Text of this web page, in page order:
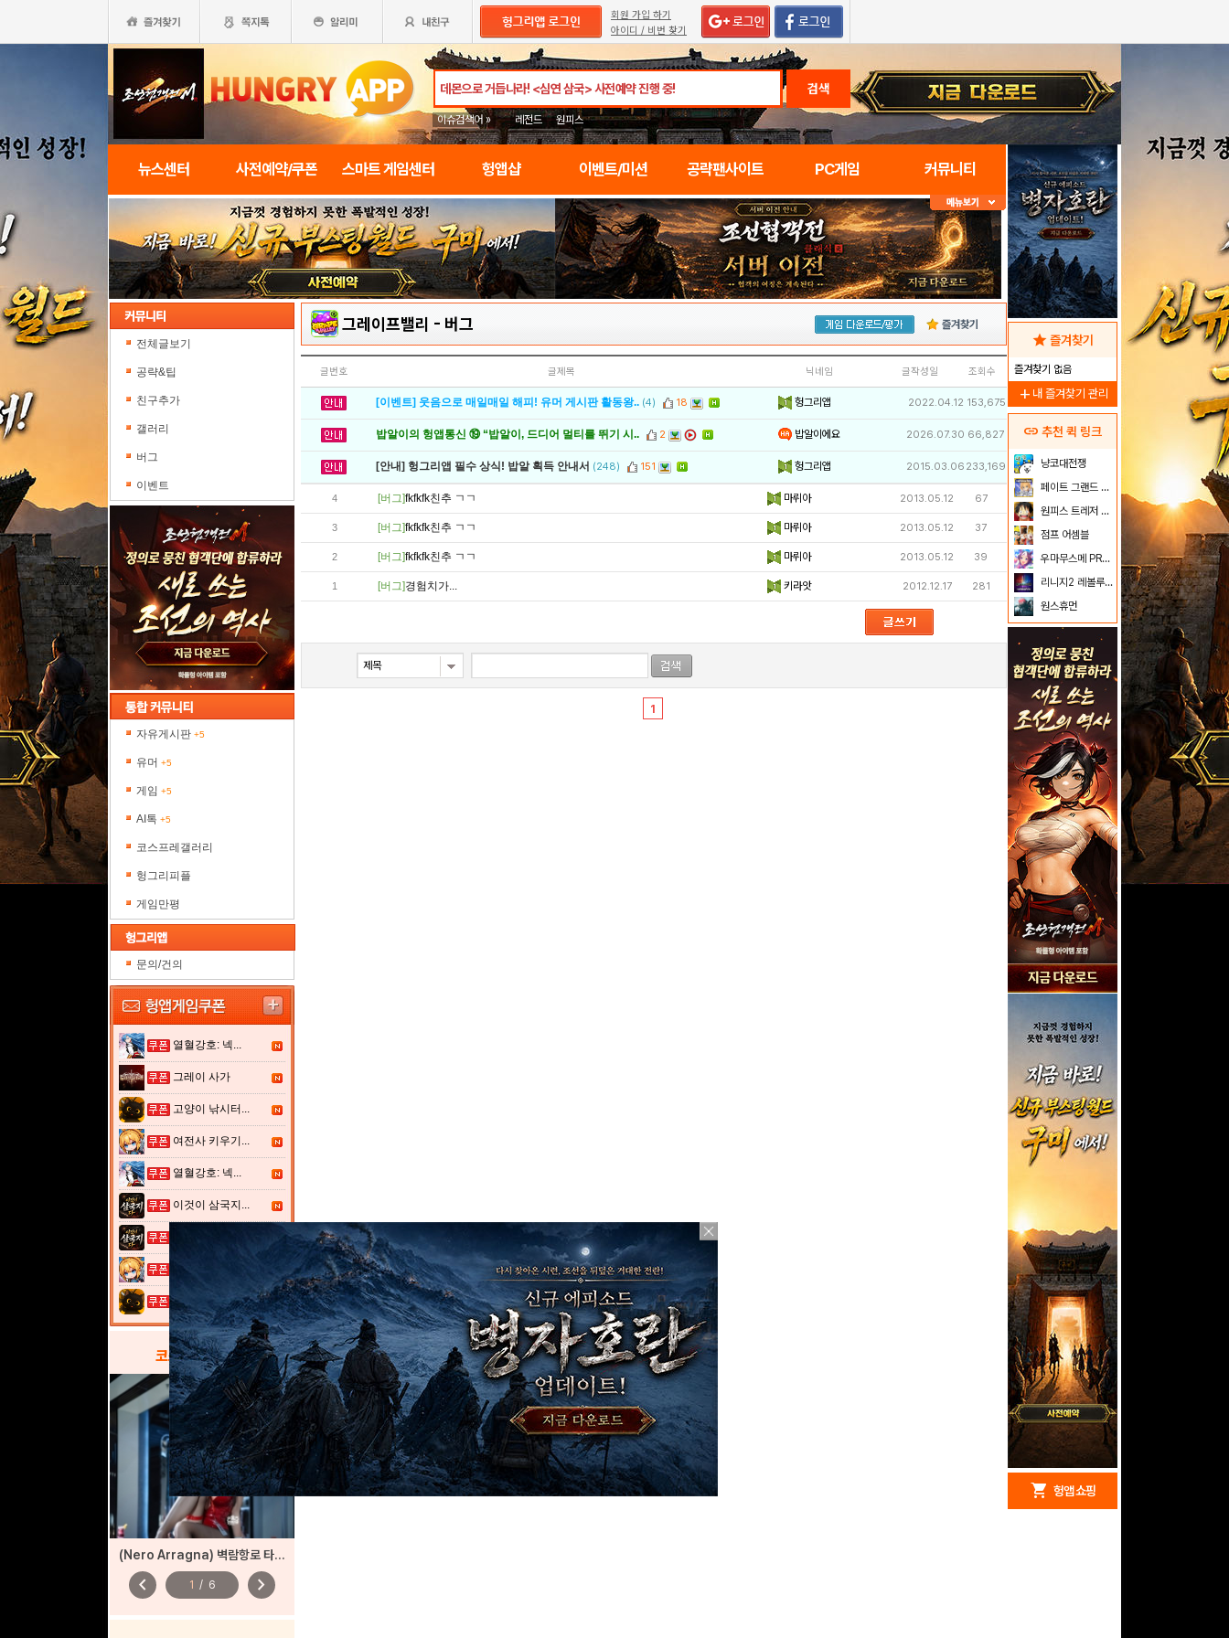
회원 가입 하기
아이디 / 비번 찾기
검색
이슈검색어 » 레전드 원피스
뉴스센터 사전예약/쿠폰 스마트 게임센터 헝앱샵 이벤트/미션 공략팬사이트 PC게임 커뮤니티
전체글보기
공략&팁
친구추가
갤러리
버그
이벤트
자유게시판 +5
유머 +5
게임 +5
AI톡 +5
코스프레갤러리
헝그리피플
게임만평
문의/건의
열혈강호: 넥...
그레이 사가
고양이 낚시터...
여전사 키우기...
열혈강호: 넥...
이것이 삼국지...
여전사 키우기...
고양이 낚시터...
코스프레갤러리
(Nero Arragna) 벽람항로 타이호 바니
chevron_left 1 / 6 chevron_right
그레이프밸리 - 버그 즐겨찾기
글번호 글제목 닉네임 글작성일 조회수
[이벤트] 웃음으로 매일매일 해피! 유머 게시판 활동왕.. (4) 18 헝그리앱 2022.04.12 153,675
밥알이의 헝앱통신 ⑲ “밥알이, 드디어 멀티를 뛰기 시.. 2 밥알이에요 2026.07.30 66,827
[안내] 헝그리앱 필수 상식! 밥알 획득 안내서 (248) 151 헝그리앱 2015.03.06 233,169
4 [버그]fkfkfk친추 ㄱㄱ 마뤼아 2013.05.12 67
3 [버그]fkfkfk친추 ㄱㄱ 마뤼아 2013.05.12 37
2 [버그]fkfkfk친추 ㄱㄱ 마뤼아 2013.05.12 39
1 [버그]경험치가... 키라앗 2012.12.17 281
1
star 즐겨찾기
즐겨찾기 없음
add 내 즐겨찾기 관리
link 추천 퀵 링크
냥코대전쟁
페이트 그랜드 오더
원피스 트레저 크루즈
점프 어셈블
우마무스메 PRETTY DERBY
리니지2 레볼루션
원스휴먼
shopping_cart 헝앱 쇼핑